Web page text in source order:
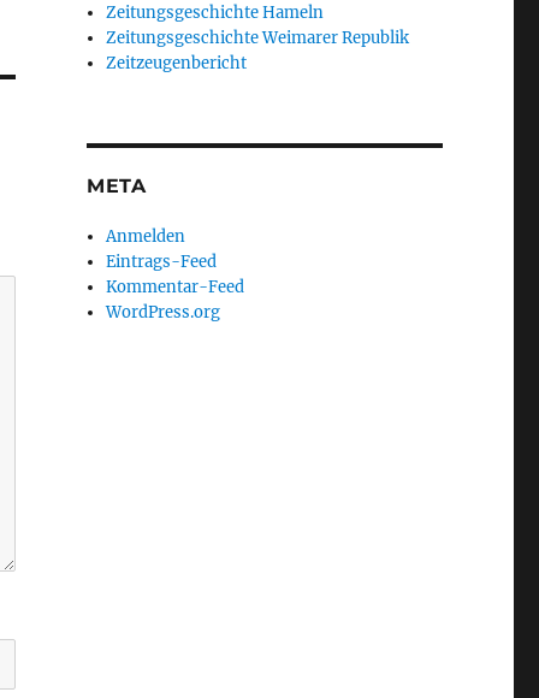
Zeitungsgeschichte Hameln
Zeitungsgeschichte Weimarer Republik
Zeitzeugenbericht
META
Anmelden
Eintrags-Feed
Kommentar-Feed
WordPress.org